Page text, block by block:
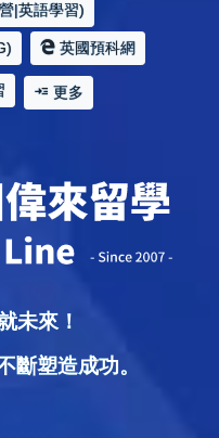
|英語學習)
英國預科網
更多
未來！
斷塑造成功。